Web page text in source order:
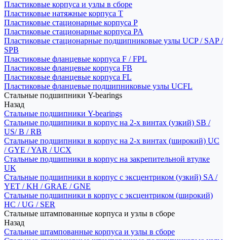
Пластиковые корпуса и узлы в сборе
Пластиковые натяжные корпуса T
Пластиковые стационарные корпуса P
Пластиковые стационарные корпуса PA
Пластиковые стационарные подшипниковые узлы UCP / SAP /
SPB
Пластиковые фланцевые корпуса F / FPL
Пластиковые фланцевые корпуса FB
Пластиковые фланцевые корпуса FL
Пластиковые фланцевые подшипниковые узлы UCFL
Стальные подшипники Y-bearings
Назад
Стальные подшипники Y-bearings
Стальные подшипники в корпус на 2-х винтах (узкий) SB /
US/ B / RB
Стальные подшипники в корпус на 2-х винтах (широкий) UC
/ GYE / YAR / UCX
Стальные подшипники в корпус на закрепительной втулке
UK
Стальные подшипники в корпус с эксцентриком (узкий) SA /
YET / KH / GRAE / GNE
Стальные подшипники в корпус с эксцентриком (широкий)
HC / UG / SER
Стальные штампованные корпуса и узлы в сборе
Назад
Стальные штампованные корпуса и узлы в сборе